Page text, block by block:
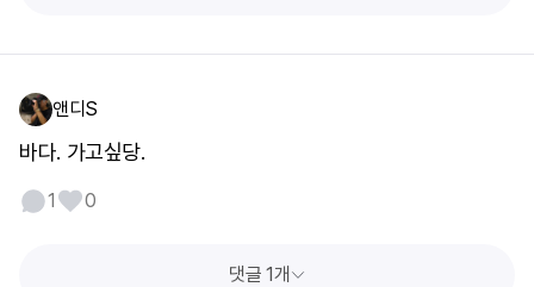
앤디S
바다. 가고싶당.
1 0
댓글 1개